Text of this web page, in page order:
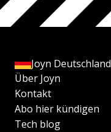
Joyn Deutschland
Über Joyn
Kontakt
Abo hier kündigen
Tech blog